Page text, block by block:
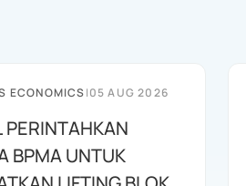
ECONOMICS|05 AUG 2026
PERINTAHKAN
BPMA UNTUK